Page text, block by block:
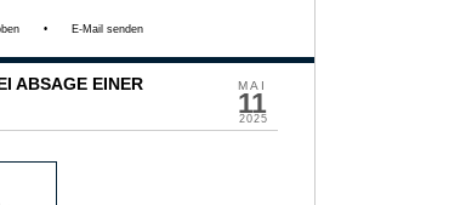
• E-Mail senden
MAI
11
2025
ABSAGE EINER